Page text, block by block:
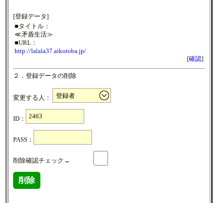
[登録データ]
■タイトル：
≪矛盾生活≫
■URL：
http://lalala37.aikotoba.jp/
[確認]
２．登録データの削除
変更する人：
ID：
PASS：
削除確認チェック→
削除